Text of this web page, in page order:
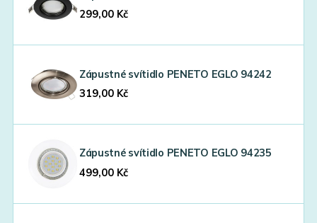
299,00 Kč
Zápustné svítidlo PENETO EGLO 94242
319,00 Kč
Zápustné svítidlo PENETO EGLO 94235
499,00 Kč